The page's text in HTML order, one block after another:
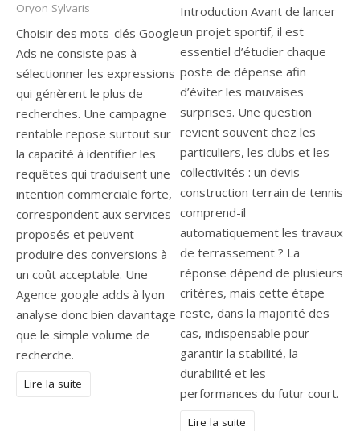
Oryon Sylvaris
Choisir des mots-clés Google
Ads ne consiste pas à
sélectionner les expressions
qui génèrent le plus de
recherches. Une campagne
rentable repose surtout sur
la capacité à identifier les
requêtes qui traduisent une
intention commerciale forte,
correspondent aux services
proposés et peuvent
produire des conversions à
un coût acceptable. Une
Agence google adds à lyon
analyse donc bien davantage
que le simple volume de
recherche.
Lire la suite
Introduction Avant de lancer
un projet sportif, il est
essentiel d’étudier chaque
poste de dépense afin
d’éviter les mauvaises
surprises. Une question
revient souvent chez les
particuliers, les clubs et les
collectivités : un devis
construction terrain de tennis
comprend-il
automatiquement les travaux
de terrassement ? La
réponse dépend de plusieurs
critères, mais cette étape
reste, dans la majorité des
cas, indispensable pour
garantir la stabilité, la
durabilité et les
performances du futur court.
Lire la suite